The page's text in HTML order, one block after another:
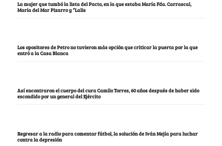
La mujer que tumbó la lista del Pacto, en la que estaba María Fda. Carrascal,
María del Mar Pizarro y “Lalis
Los opositores de Petro no tuvieron más opción que criticar la puerta por la que
entró a la Casa Blanca
Así encontraron el cuerpo del cura Camilo Torres, 60 años después de haber sido
escondido por un general del Ejército
Regresar a la radio para comentar fútbol, la solución de Iván Mejía para luchar
contra la depresión